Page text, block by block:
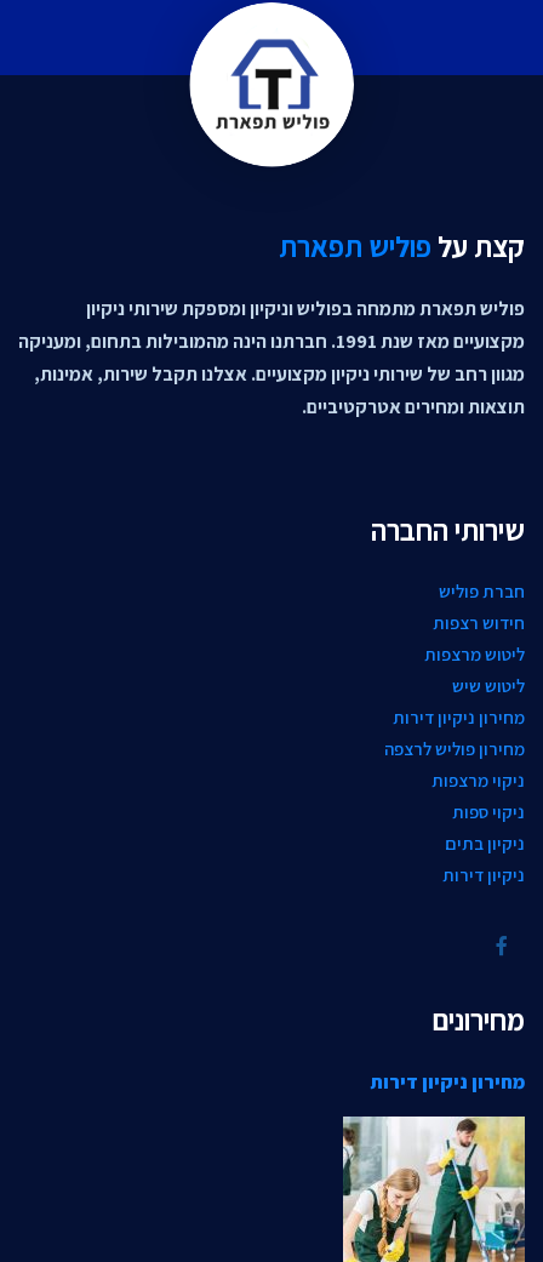
קצת על פוליש תפארת
פוליש תפארת מתמחה בפוליש וניקיון ומספקת שירותי ניקיון
מקצועיים מאז שנת 1991. חברתנו הינה מהמובילות בתחום, ומעניקה
מגוון רחב של שירותי ניקיון מקצועיים. אצלנו תקבל שירות, אמינות,
תוצאות ומחירים אטרקטיביים.
שירותי החברה
חברת פוליש
חידוש רצפות
ליטוש מרצפות
ליטוש שיש
מחירון ניקיון דירות
מחירון פוליש לרצפה
ניקוי מרצפות
ניקוי ספות
ניקיון בתים
ניקיון דירות
מחירונים
מחירון ניקיון דירות